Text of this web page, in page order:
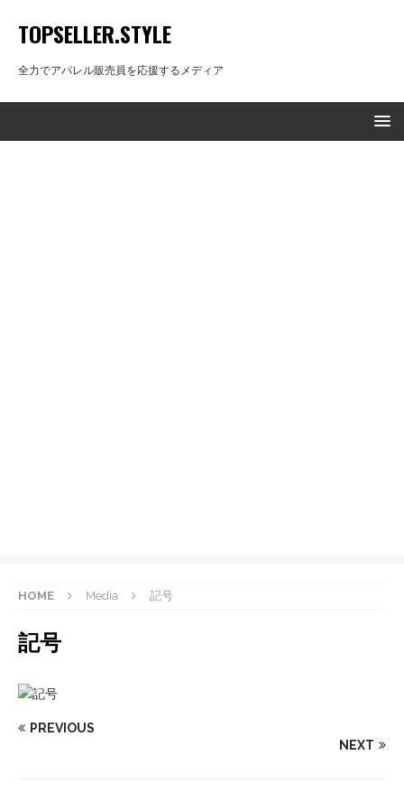
TOPSELLER.STYLE
全力でアパレル販売員を応援するメディア
HOME Media 記号
記号
PREVIOUS
NEXT